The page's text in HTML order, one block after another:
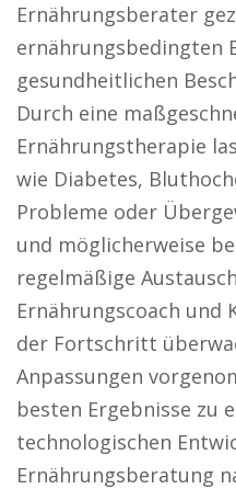
Ernährungsberater
ernährungsbedingten
gesundheitlichen
Durch eine
Ernährungstherapie
wie Diabetes,
Probleme oder
und möglicherweise
regelmäßige
Ernährungscoach und
der Fortschritt
Anpassungen
besten Ergebnisse zu
technologischen
Ernährungsberatung